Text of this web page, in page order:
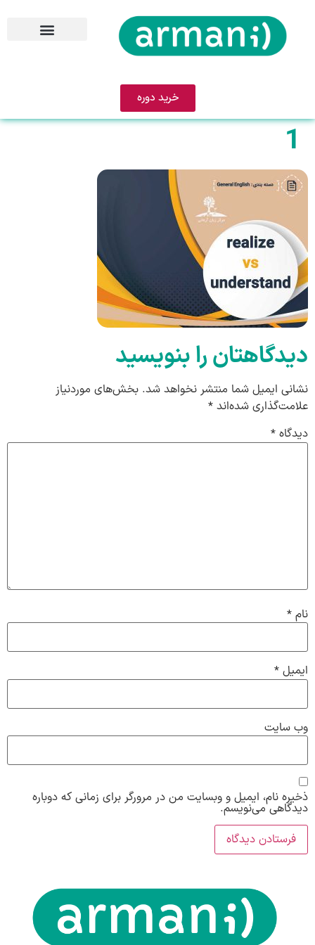
خرید دوره
1
دیدگاهتان را بنویسید
نشانی ایمیل شما منتشر نخواهد شد. بخش‌های موردنیاز
علامت‌گذاری شده‌اند *
دیدگاه *
نام *
ایمیل *
وب‌ سایت
ذخیره نام، ایمیل و وبسایت من در مرورگر برای زمانی که دوباره
دیدگاهی می‌نویسم.